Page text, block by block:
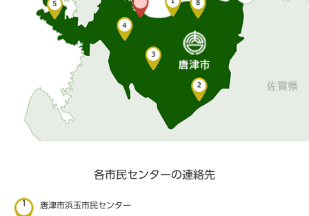
各市民センターの連絡先
1 唐津市浜玉市民センター